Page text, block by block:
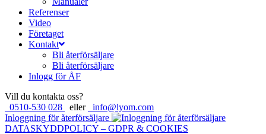
Referenser
Video
Företaget
Kontakt
Bli återförsäljare
Bli återförsäljare
Inlogg för ÅF
Vill du kontakta oss?
0510-530 028
eller
info@lyom.com
Inloggning för återförsäljare
DATASKYDDPOLICY – GDPR & COOKIES